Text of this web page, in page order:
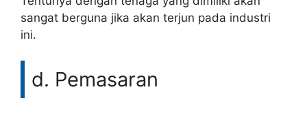
sangat berguna jika akan terjun pada industri
ini.
d. Pemasaran